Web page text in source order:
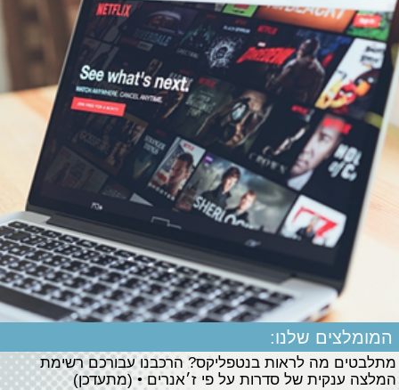
המומלצים שלנו:
מתלבטים מה לראות בנטפליקס? הרכבנו עבורכם רשימת
המלצה ענקית של סדרות על פי ז׳אנרים • (מתעדכן)